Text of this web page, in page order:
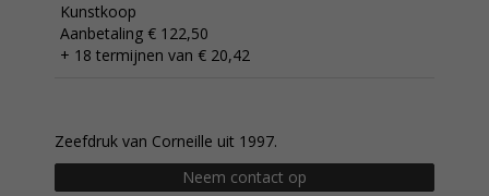
Kunstkoop
Aanbetaling € 122,50
+ 18 termijnen van € 20,42
Zeefdruk van Corneille uit 1997.
Neem contact op